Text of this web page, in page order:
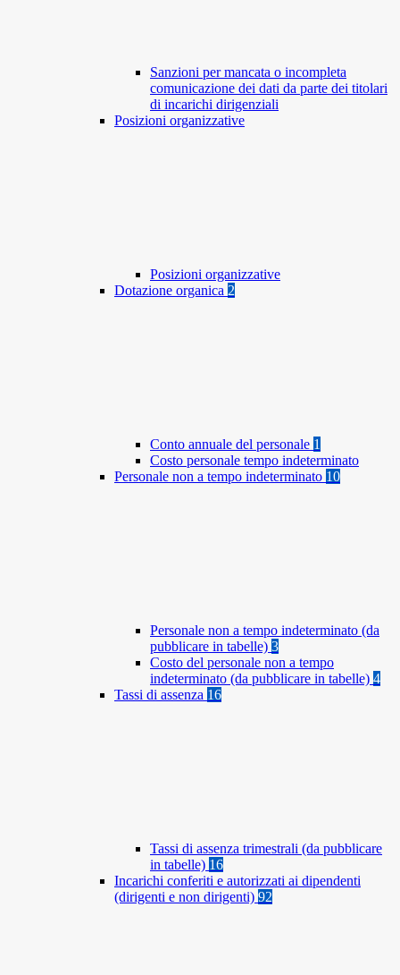
Sanzioni per mancata o incompleta
comunicazione dei dati da parte dei titolari
di incarichi dirigenziali
Posizioni organizzative
Posizioni organizzative
Dotazione organica 2
Conto annuale del personale 1
Costo personale tempo indeterminato
Personale non a tempo indeterminato 10
Personale non a tempo indeterminato (da
pubblicare in tabelle) 3
Costo del personale non a tempo
indeterminato (da pubblicare in tabelle) 4
Tassi di assenza 16
Tassi di assenza trimestrali (da pubblicare
in tabelle) 16
Incarichi conferiti e autorizzati ai dipendenti
(dirigenti e non dirigenti) 92